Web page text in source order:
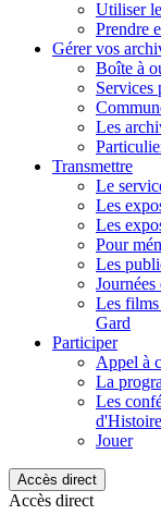
Utiliser
Prendre
Gérer vos
Boîte à
Services
Les
Transmettre
Le
Les
Les
Pour
Les
Les
Gard
Participer
Appel à
La
Les
Jouer
Accès direct
Accès direct